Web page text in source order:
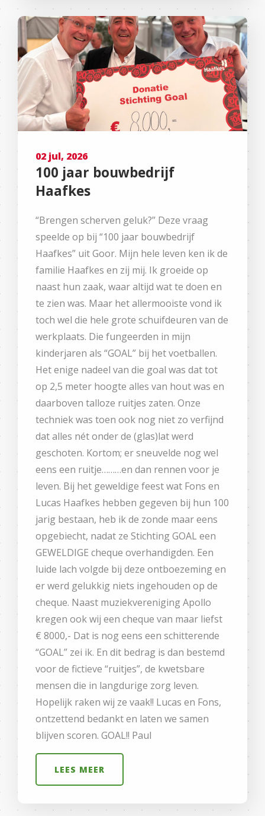
02 jul, 2026
100 jaar bouwbedrijf
Haafkes
“Brengen scherven geluk?” Deze vraag
speelde op bij “100 jaar bouwbedrijf
Haafkes” uit Goor. Mijn hele leven ken ik de
familie Haafkes en zij mij. Ik groeide op
naast hun zaak, waar altijd wat te doen en
te zien was. Maar het allermooiste vond ik
toch wel die hele grote schuifdeuren van de
werkplaats. Die fungeerden in mijn
kinderjaren als “GOAL” bij het voetballen.
Het enige nadeel van die goal was dat tot
op 2,5 meter hoogte alles van hout was en
daarboven talloze ruitjes zaten. Onze
techniek was toen ook nog niet zo verfijnd
dat alles nét onder de (glas)lat werd
geschoten. Kortom; er sneuvelde nog wel
eens een ruitje………en dan rennen voor je
leven. Bij het geweldige feest wat Fons en
Lucas Haafkes hebben gegeven bij hun 100
jarig bestaan, heb ik de zonde maar eens
opgebiecht, nadat ze Stichting GOAL een
GEWELDIGE cheque overhandigden. Een
luide lach volgde bij deze ontboezeming en
er werd gelukkig niets ingehouden op de
cheque. Naast muziekvereniging Apollo
kregen ook wij een cheque van maar liefst
€ 8000,- Dat is nog eens een schitterende
“GOAL” zei ik. En dit bedrag is dan bestemd
voor de fictieve “ruitjes”, de kwetsbare
mensen die in langdurige zorg leven.
Hopelijk raken wij ze vaak!! Lucas en Fons,
ontzettend bedankt en laten we samen
blijven scoren. GOAL!! Paul
LEES MEER